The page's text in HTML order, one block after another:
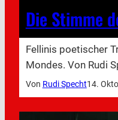
Die Stimme
Fellinis poetischer
Mondes. Von Rudi
Von Rudi Specht14.